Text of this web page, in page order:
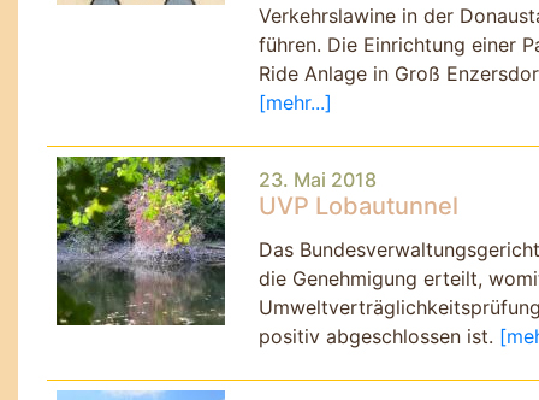
Verkehrslawine in der
führen. Die Einrichtung einer
Ride Anlage in Groß
[mehr...]
23. Mai 2018
UVP Lobautunnel
Das
die Genehmigung erteilt,
positiv abgeschlossen ist.